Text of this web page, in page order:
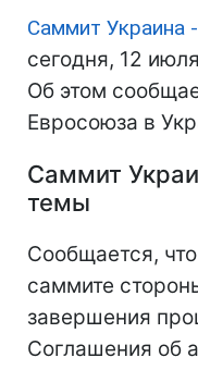
Саммит Украина
сегодня, 12
Об этом
Евросоюза в
Саммит
темы
Сообщается,
саммите
завершения
Соглашения об